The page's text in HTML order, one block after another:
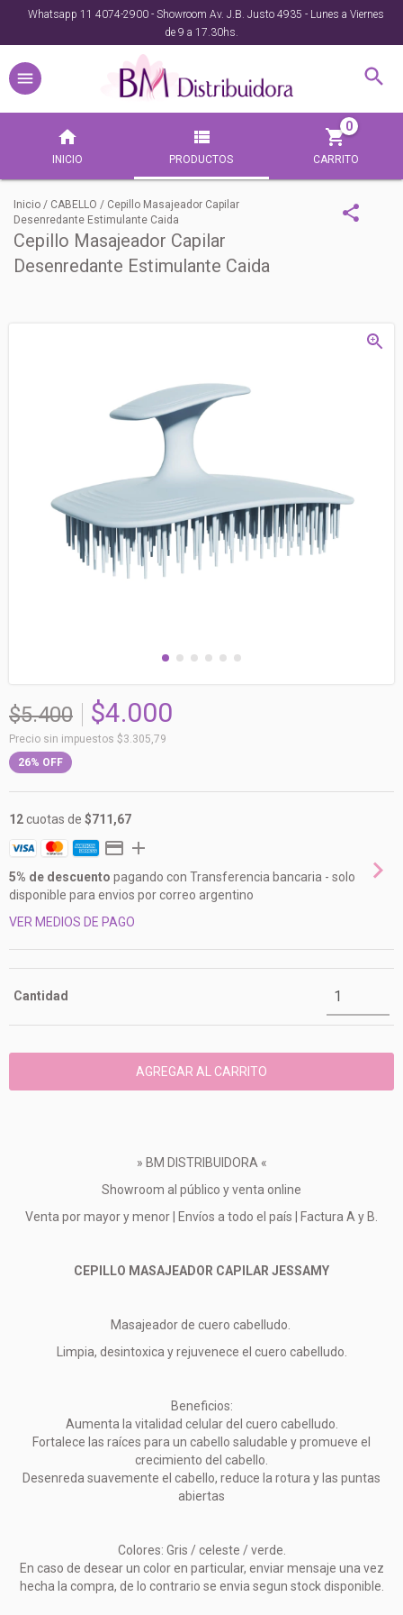
Whatsapp 11 4074-2900 - Showroom Av. J.B. Justo 4935 - Lunes a Viernes
de 9 a 17.30hs.
INICIO PRODUCTOS CARRITO
0
Inicio / CABELLO / Cepillo Masajeador Capilar
Desenredante Estimulante Caida
Cepillo Masajeador Capilar
Desenredante Estimulante Caida
$5.400 $4.000
Precio sin impuestos $3.305,79
26% OFF
12cuotas de $711,67
5% de descuento pagando con Transferencia bancaria - solo
disponible para envios por correo argentino
VER MEDIOS DE PAGO
Cantidad
» BM DISTRIBUIDORA «
Showroom al público y venta online
Venta por mayor y menor | Envíos a todo el país | Factura A y B.
CEPILLO MASAJEADOR CAPILAR JESSAMY
Masajeador de cuero cabelludo.
Limpia, desintoxica y rejuvenece el cuero cabelludo.
Beneficios:
Aumenta la vitalidad celular del cuero cabelludo.
Fortalece las raíces para un cabello saludable y promueve el
crecimiento del cabello.
Desenreda suavemente el cabello, reduce la rotura y las puntas
abiertas
Colores: Gris / celeste / verde.
En caso de desear un color en particular, enviar mensaje una vez
hecha la compra, de lo contrario se envia segun stock disponible.